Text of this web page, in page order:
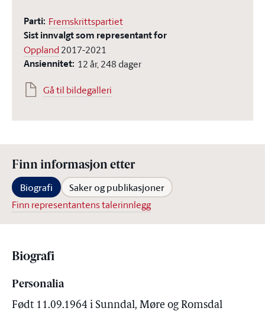
Parti: Fremskrittspartiet
Sist innvalgt som representant for
Oppland 2017-2021
Ansiennitet: 12 år, 248 dager
Gå til bildegalleri
Finn informasjon etter
Biografi Saker og publikasjoner
Finn representantens talerinnlegg
Biografi
Personalia
Født 11.09.1964 i Sunndal, Møre og Romsdal